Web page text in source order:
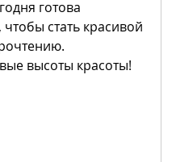
готова
стать красивой
высоты красоты!